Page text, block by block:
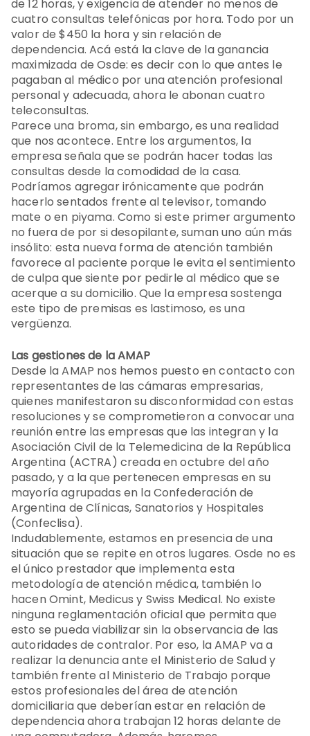
de 12 horas, y exigencia de atender no menos de
cuatro consultas telefónicas por hora. Todo por un
valor de $450 la hora y sin relación de
dependencia. Acá está la clave de la ganancia
maximizada de Osde: es decir con lo que antes le
pagaban al médico por una atención profesional
personal y adecuada, ahora le abonan cuatro
teleconsultas.
Parece una broma, sin embargo, es una realidad
que nos acontece. Entre los argumentos, la
empresa señala que se podrán hacer todas las
consultas desde la comodidad de la casa.
Podríamos agregar irónicamente que podrán
hacerlo sentados frente al televisor, tomando
mate o en piyama. Como si este primer argumento
no fuera de por si desopilante, suman uno aún más
insólito: esta nueva forma de atención también
favorece al paciente porque le evita el sentimiento
de culpa que siente por pedirle al médico que se
acerque a su domicilio. Que la empresa sostenga
este tipo de premisas es lastimoso, es una
vergüenza.
Las gestiones de la AMAP
Desde la AMAP nos hemos puesto en contacto con
representantes de las cámaras empresarias,
quienes manifestaron su disconformidad con estas
resoluciones y se comprometieron a convocar una
reunión entre las empresas que las integran y la
Asociación Civil de la Telemedicina de la República
Argentina (ACTRA) creada en octubre del año
pasado, y a la que pertenecen empresas en su
mayoría agrupadas en la Confederación de
Argentina de Clínicas, Sanatorios y Hospitales
(Confeclisa).
Indudablemente, estamos en presencia de una
situación que se repite en otros lugares. Osde no es
el único prestador que implementa esta
metodología de atención médica, también lo
hacen Omint, Medicus y Swiss Medical. No existe
ninguna reglamentación oficial que permita que
esto se pueda viabilizar sin la observancia de las
autoridades de contralor. Por eso, la AMAP va a
realizar la denuncia ante el Ministerio de Salud y
también frente al Ministerio de Trabajo porque
estos profesionales del área de atención
domiciliaria que deberían estar en relación de
dependencia ahora trabajan 12 horas delante de